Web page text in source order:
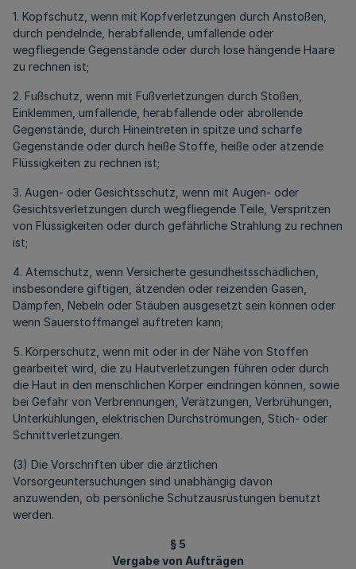
1. Kopfschutz, wenn mit Kopfverletzungen durch Anstoßen,
durch pendelnde, herabfallende, umfallende oder
wegfliegende Gegenstände oder durch lose hängende Haare
zu rechnen ist;
2. Fußschutz, wenn mit Fußverletzungen durch Stoßen,
Einklemmen, umfallende, herabfallende oder abrollende
Gegenstände, durch Hineintreten in spitze und scharfe
Gegenstände oder durch heiße Stoffe, heiße oder ätzende
Flüssigkeiten zu rechnen ist;
3. Augen- oder Gesichtsschutz, wenn mit Augen- oder
Gesichtsverletzungen durch wegfliegende Teile, Verspritzen
von Flüssigkeiten oder durch gefährliche Strahlung zu rechnen
ist;
4. Atemschutz, wenn Versicherte gesundheitsschädlichen,
insbesondere giftigen, ätzenden oder reizenden Gasen,
Dämpfen, Nebeln oder Stäuben ausgesetzt sein können oder
wenn Sauerstoffmangel auftreten kann;
5. Körperschutz, wenn mit oder in der Nähe von Stoffen
gearbeitet wird, die zu Hautverletzungen führen oder durch
die Haut in den menschlichen Körper eindringen können, sowie
bei Gefahr von Verbrennungen, Verätzungen, Verbrühungen,
Unterkühlungen, elektrischen Durchströmungen, Stich- oder
Schnittverletzungen.
(3) Die Vorschriften über die ärztlichen
Vorsorgeuntersuchungen sind unabhängig davon
anzuwenden, ob persönliche Schutzausrüstungen benutzt
werden.
§ 5
Vergabe von Aufträgen